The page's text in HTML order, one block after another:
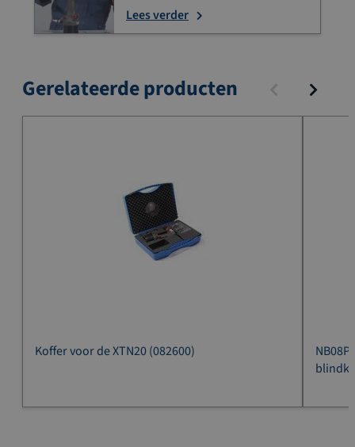
Lees verder
Gerelateerde producten
Koffer voor de XTN20 (082600)